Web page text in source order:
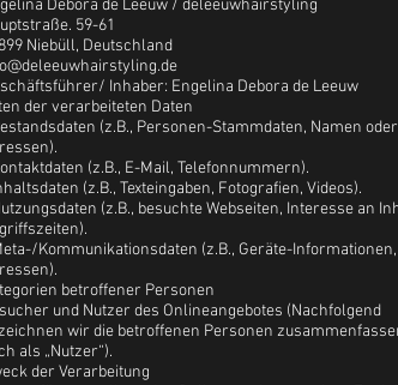
Debora de Leeuw / deleeuwhairstyling
59-61
Niebüll, Deutschland
Inhaber: Engelina Debora de Leeuw
der verarbeiteten Daten
(z.B., Personen-Stammdaten, Namen oder
(z.B., E-Mail, Telefonnummern).
(z.B., Texteingaben, Fotografien, Videos).
(z.B., besuchte Webseiten, Interesse an
Kommunikationsdaten (z.B., Geräte-
betroffener Personen
und Nutzer des Onlineangebotes (Nachfolgend
wir die betroffenen Personen
als „Nutzer“).
der Verarbeitung